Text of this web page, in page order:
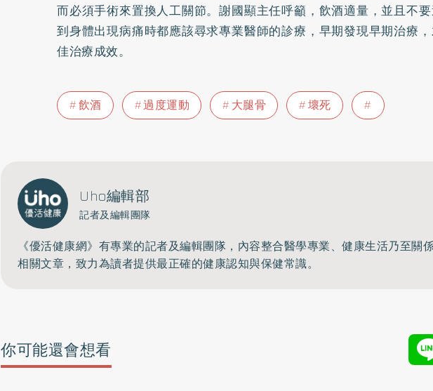
而必須手術來置換人工關節。謝國顯主任呼籲，飲酒適量，並且不
到身體出現病痛時都應該尋求專業醫師的診療，早期發現早期治療
佳治療成效。
飲酒 過度運動 大腿骨 壞死
Uho編輯部
記者及編輯團隊
《優活健康網》有專業的記者及編輯團隊，內容整合醫學專業、健康生活乃至關
相關文章，致力為讀者提供最正確的健康認知與保健常識。
你可能還會想看